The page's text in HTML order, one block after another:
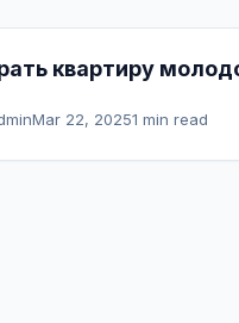
квартиру
Mar 22, 20251 min read